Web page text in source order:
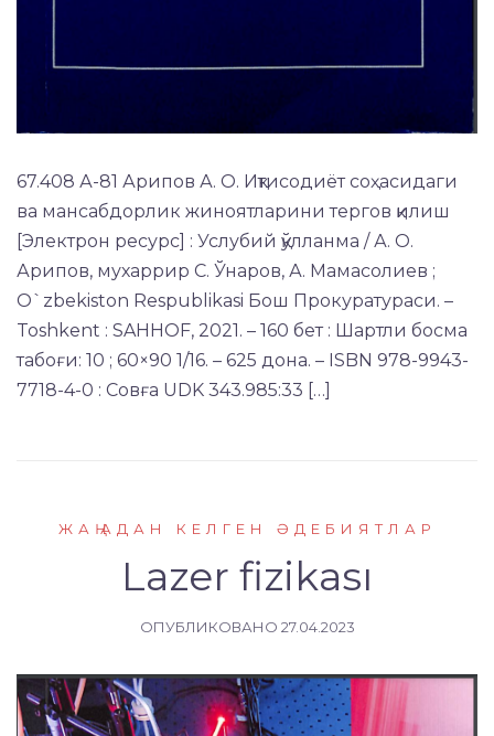
67.408 А-81 Арипов А. О. Иқтисодиёт соҳасидаги
ва мансабдорлик жиноятларини тергов қилиш
[Электрон ресурс] : Услубий қўлланма / А. О.
Арипов, мухаррир С. Ўнаров, А. Мамасолиев ;
O`zbekiston Respublikasi Бош Прокуратураси. –
Toshkent : SAHHOF, 2021. – 160 бет : Шартли босма
табоғи: 10 ; 60×90 1/16. – 625 дона. – ISBN 978-9943-
7718-4-0 : Совға UDK 343.985:33 […]
ЖАҢАДАН КЕЛГЕН ӘДЕБИЯТЛАР
Lazer fizikası
ОПУБЛИКОВАНО 27.04.2023